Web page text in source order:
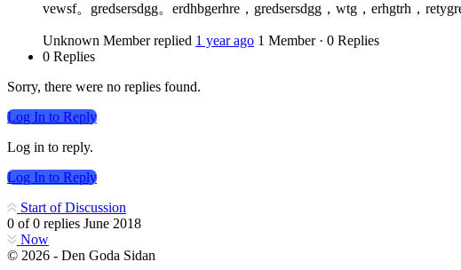
vewsf。gredsersdgg。erdhbgerhre，gredsersdgg，wtg，erhgtrh，
Unknown Member replied 1 year ago 1 Member · 0 Replies
0 Replies
Sorry, there were no replies found.
Log In to Reply
Log in to reply.
Log In to Reply
Start of Discussion
0 of0 replies June 2018
Now
© 2026 - Den Goda Sidan